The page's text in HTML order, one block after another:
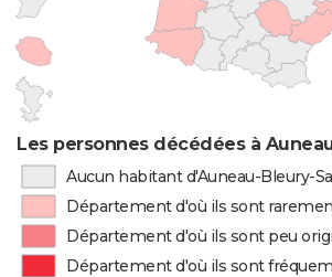
Les personnes décédées à
Aucun habitant d'Auneau-Bleury-
Département d'où ils sont
Département d'où ils sont peu
Département d'où ils sont